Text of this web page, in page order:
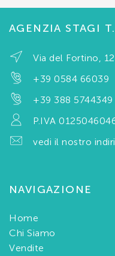
AGENZIA STAGI T.
Via del Fortino,
+39 0584 66039
+39 388 5744349
P.IVA
vedi il nostro
NAVIGAZIONE
Home
Chi Siamo
Vendite